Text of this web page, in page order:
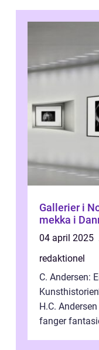
Gallerier i
mekka i
04 april 2025
redaktionel
C. Andersen:
H.C.
fanger